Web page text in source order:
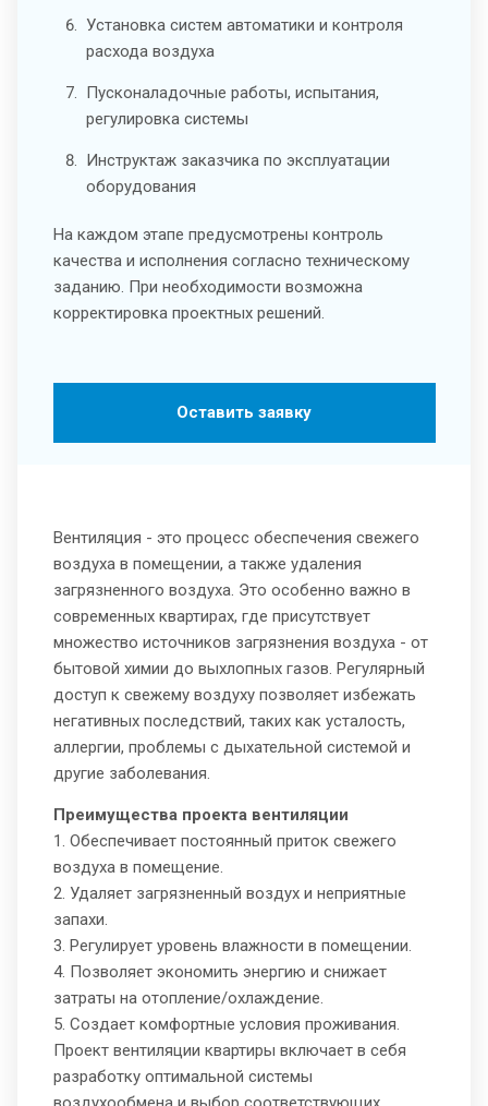
Установка систем автоматики и контроля
расхода воздуха
Пусконаладочные работы, испытания,
регулировка системы
Инструктаж заказчика по эксплуатации
оборудования
На каждом этапе предусмотрены контроль
качества и исполнения согласно техническому
заданию. При необходимости возможна
корректировка проектных решений.
Оставить заявку
Вентиляция - это процесс обеспечения свежего
воздуха в помещении, а также удаления
загрязненного воздуха. Это особенно важно в
современных квартирах, где присутствует
множество источников загрязнения воздуха - от
бытовой химии до выхлопных газов. Регулярный
доступ к свежему воздуху позволяет избежать
негативных последствий, таких как усталость,
аллергии, проблемы с дыхательной системой и
другие заболевания.
Преимущества проекта вентиляции
1. Обеспечивает постоянный приток свежего
воздуха в помещение.
2. Удаляет загрязненный воздух и неприятные
запахи.
3. Регулирует уровень влажности в помещении.
4. Позволяет экономить энергию и снижает
затраты на отопление/охлаждение.
5. Создает комфортные условия проживания.
Проект вентиляции квартиры включает в себя
разработку оптимальной системы